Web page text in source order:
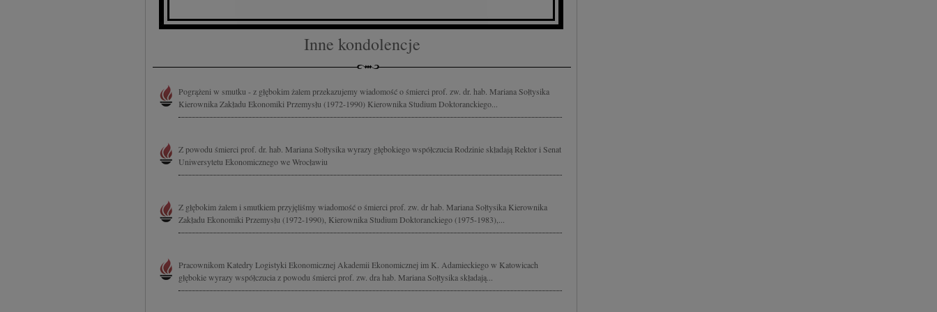
Inne kondolencje
Pogrążeni w smutku - z głębokim żalem przekazujemy wiadomość o śmierci prof. zw. dr. hab. Mariana Sołtysika
Kierownika Zakładu Ekonomiki Przemysłu (1972-1990) Kierownika Studium Doktoranckiego...
Z powodu śmierci prof. dr. hab. Mariana Sołtysika wyrazy głębokiego współczucia Rodzinie składają Rektor i Senat
Uniwersytetu Ekonomicznego we Wrocławiu
Z głębokim żalem i smutkiem przyjęliśmy wiadomość o śmierci prof. zw. dr hab. Mariana Sołtysika Kierownika
Zakładu Ekonomiki Przemysłu (1972-1990), Kierownika Studium Doktoranckiego (1975-1983),...
Pracownikom Katedry Logistyki Ekonomicznej Akademii Ekonomicznej im K. Adamieckiego w Katowicach
głębokie wyrazy współczucia z powodu śmierci prof. zw. dra hab. Mariana Sołtysika składają...